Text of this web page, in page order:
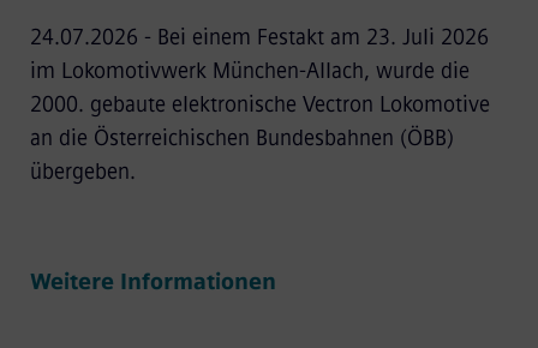
24.07.2026 - Bei einem Festakt am 23. Juli 2026
im Lokomotivwerk München-Allach, wurde die
2000. gebaute elektronische Vectron Lokomotive
an die Österreichischen Bundesbahnen (ÖBB)
übergeben.
Weitere Informationen